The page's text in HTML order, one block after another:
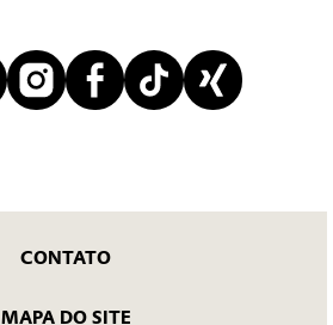
CONTATO
MAPA DO SITE